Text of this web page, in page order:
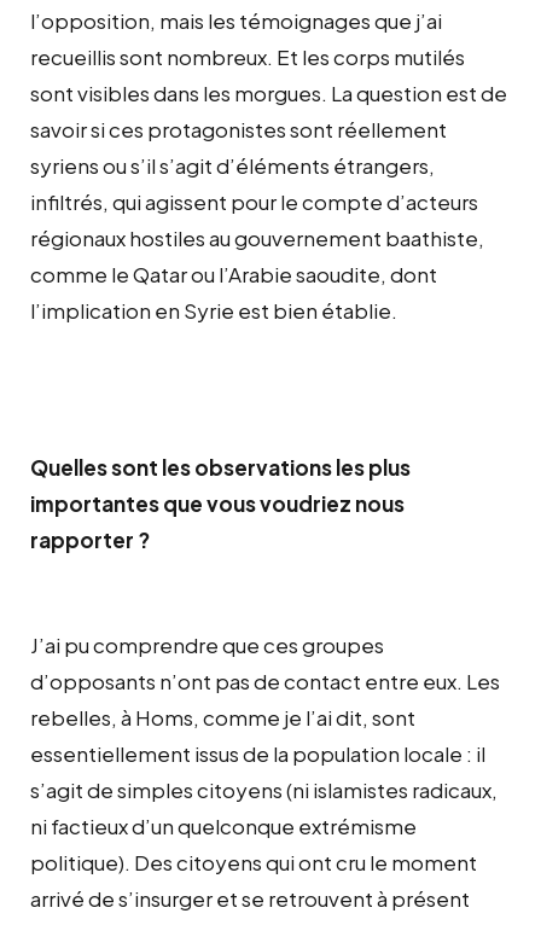
l’opposition, mais les témoignages que j’ai
recueillis sont nombreux. Et les corps mutilés
sont visibles dans les morgues. La question est de
savoir si ces protagonistes sont réellement
syriens ou s’il s’agit d’éléments étrangers,
infiltrés, qui agissent pour le compte d’acteurs
régionaux hostiles au gouvernement baathiste,
comme le Qatar ou l’Arabie saoudite, dont
l’implication en Syrie est bien établie.
Quelles sont les observations les plus
importantes que vous voudriez nous
rapporter ?
J’ai pu comprendre que ces groupes
d’opposants n’ont pas de contact entre eux. Les
rebelles, à Homs, comme je l’ai dit, sont
essentiellement issus de la population locale : il
s’agit de simples citoyens (ni islamistes radicaux,
ni factieux d’un quelconque extrémisme
politique). Des citoyens qui ont cru le moment
arrivé de s’insurger et se retrouvent à présent